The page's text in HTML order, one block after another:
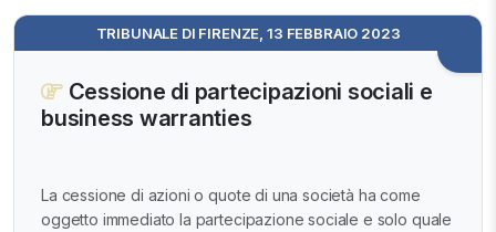
TRIBUNALE DI FIRENZE, 13 FEBBRAIO 2023
Cessione di partecipazioni sociali e
business warranties
La cessione di azioni o quote di una società ha come
oggetto immediato la partecipazione sociale e solo quale